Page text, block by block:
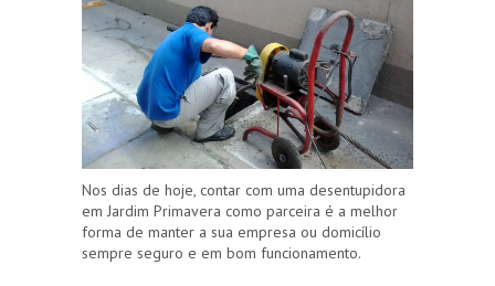
Nos dias de hoje, contar com uma desentupidora
em Jardim Primavera como parceira é a melhor
forma de manter a sua empresa ou domicílio
sempre seguro e em bom funcionamento.